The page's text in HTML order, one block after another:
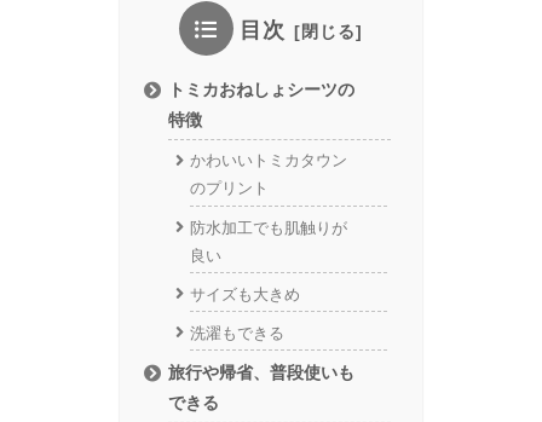
目次
トミカおねしょシーツの
特徴
かわいいトミカタウン
のプリント
防水加工でも肌触りが
良い
サイズも大きめ
洗濯もできる
旅行や帰省、普段使いも
できる